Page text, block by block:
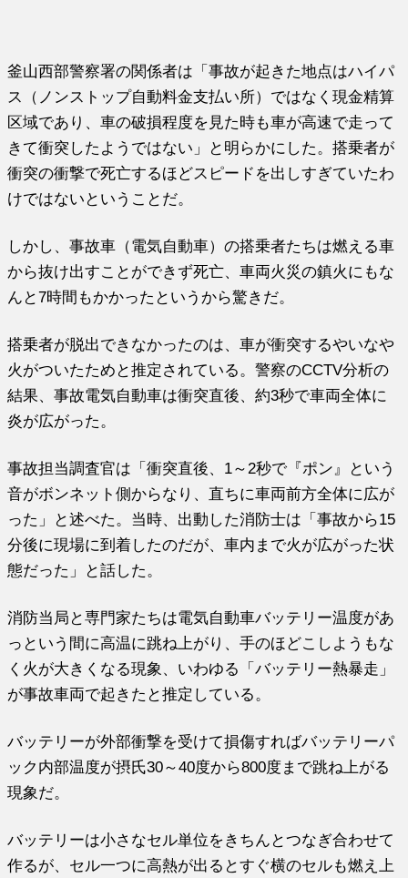
釜山西部警察署の関係者は「事故が起きた地点はハイパ
ス（ノンストップ自動料金支払い所）ではなく現金精算
区域であり、車の破損程度を見た時も車が高速で走って
きて衝突したようではない」と明らかにした。搭乗者が
衝突の衝撃で死亡するほどスピードを出しすぎていたわ
けではないということだ。
しかし、事故車（電気自動車）の搭乗者たちは燃える車
から抜け出すことができず死亡、車両火災の鎮火にもな
んと7時間もかかったというから驚きだ。
搭乗者が脱出できなかったのは、車が衝突するやいなや
火がついたためと推定されている。警察のCCTV分析の
結果、事故電気自動車は衝突直後、約3秒で車両全体に
炎が広がった。
事故担当調査官は「衝突直後、1～2秒で『ポン』という
音がボンネット側からなり、直ちに車両前方全体に広が
った」と述べた。当時、出動した消防士は「事故から15
分後に現場に到着したのだが、車内まで火が広がった状
態だった」と話した。
消防当局と専門家たちは電気自動車バッテリー温度があ
っという間に高温に跳ね上がり、手のほどこしようもな
く火が大きくなる現象、いわゆる「バッテリー熱暴走」
が事故車両で起きたと推定している。
バッテリーが外部衝撃を受けて損傷すればバッテリーパ
ック内部温度が摂氏30～40度から800度まで跳ね上がる
現象だ。
バッテリーは小さなセル単位をきちんとつなぎ合わせて
作るが、セル一つに高熱が出るとすぐ横のセルも燃え上